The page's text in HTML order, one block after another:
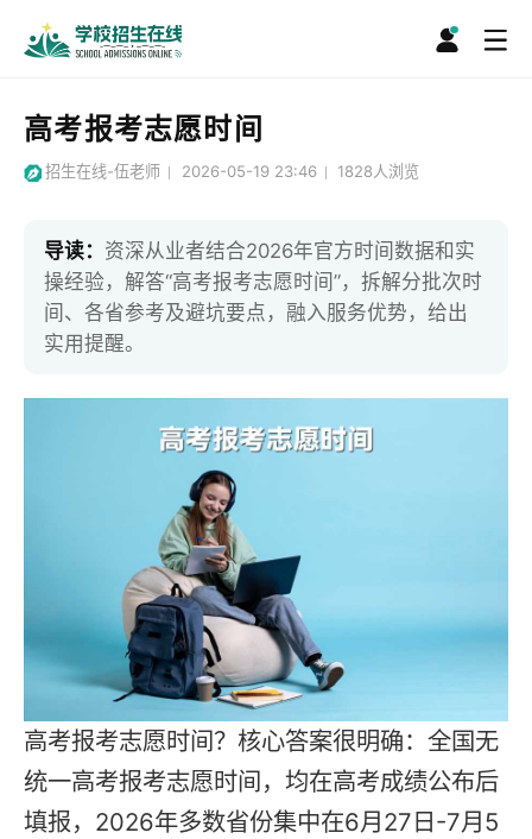
高考报考志愿时间
招生在线-伍老师 2026-05-19 23:46 1828人浏览
导读： 资深从业者结合2026年官方时间数据和实
操经验，解答“高考报考志愿时间”，拆解分批次时
间、各省参考及避坑要点，融入服务优势，给出
实用提醒。
高考报考志愿时间？核心答案很明确：全国无
统一高考报考志愿时间，均在高考成绩公布后
填报，2026年多数省份集中在6月27日-7月5